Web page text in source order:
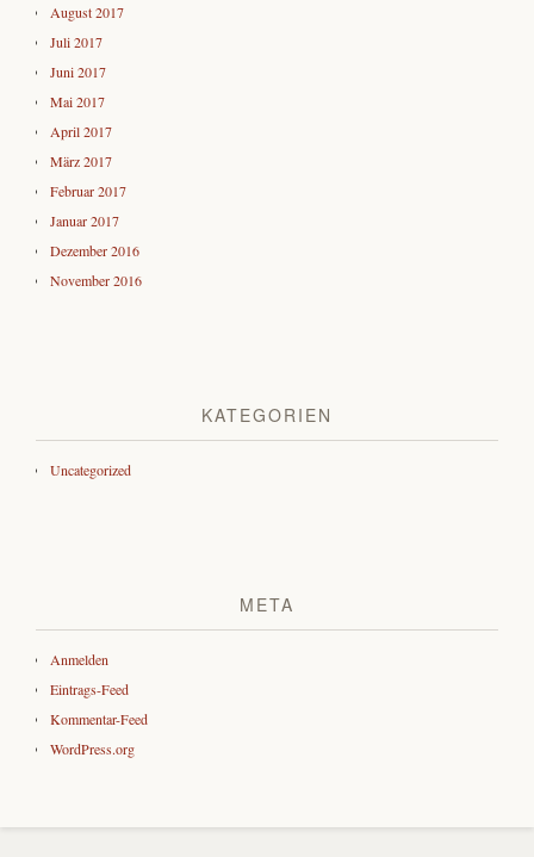
August 2017
Juli 2017
Juni 2017
Mai 2017
April 2017
März 2017
Februar 2017
Januar 2017
Dezember 2016
November 2016
KATEGORIEN
Uncategorized
META
Anmelden
Eintrags-Feed
Kommentar-Feed
WordPress.org